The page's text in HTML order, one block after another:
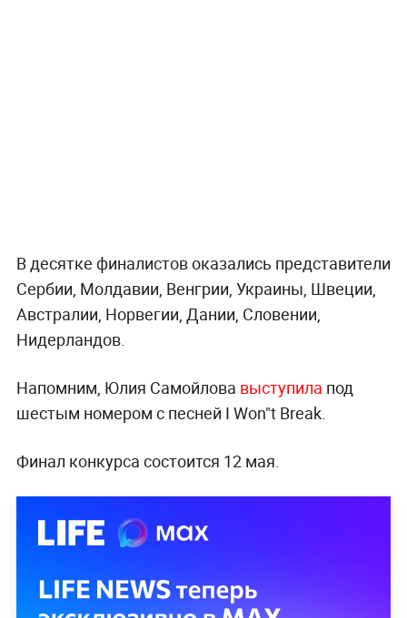
В десятке финалистов оказались представители
Сербии, Молдавии, Венгрии, Украины, Швеции,
Австралии, Норвегии, Дании, Словении,
Нидерландов.
Напомним, Юлия Самойлова выступила под
шестым номером с песней I Won"t Break.
Финал конкурса состоится 12 мая.